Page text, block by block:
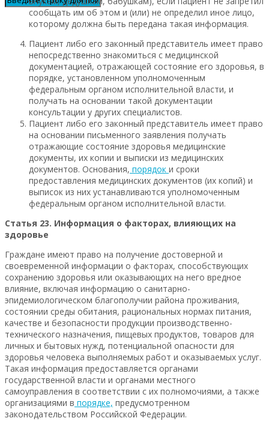
сообщать им об этом и (или) не определил иное лицо,
которому должна быть передана такая информация.
Пациент либо его законный представитель имеет право
непосредственно знакомиться с медицинской
документацией, отражающей состояние его здоровья, в
порядке, установленном уполномоченным
федеральным органом исполнительной власти, и
получать на основании такой документации
консультации у других специалистов.
Пациент либо его законный представитель имеет право
на основании письменного заявления получать
отражающие состояние здоровья медицинские
документы, их копии и выписки из медицинских
документов. Основания, порядок и сроки
предоставления медицинских документов (их копий) и
выписок из них устанавливаются уполномоченным
федеральным органом исполнительной власти.
Статья 23. Информация о факторах, влияющих на
здоровье
Граждане имеют право на получение достоверной и
своевременной информации о факторах, способствующих
сохранению здоровья или оказывающих на него вредное
влияние, включая информацию о санитарно-
эпидемиологическом благополучии района проживания,
состоянии среды обитания, рациональных нормах питания,
качестве и безопасности продукции производственно-
технического назначения, пищевых продуктов, товаров для
личных и бытовых нужд, потенциальной опасности для
здоровья человека выполняемых работ и оказываемых услуг.
Такая информация предоставляется органами
государственной власти и органами местного
самоуправления в соответствии с их полномочиями, а также
организациями в порядке, предусмотренном
законодательством Российской Федерации.